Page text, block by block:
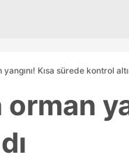
Kısa sürede kontrol